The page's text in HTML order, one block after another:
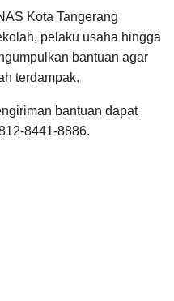
Kota Tangerang
pelaku usaha hingga
bantuan agar
terdampak.
bantuan dapat
8441-8886.